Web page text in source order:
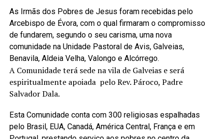
As Irmãs dos Pobres de Jesus foram recebidas pelo
Arcebispo de Évora, com o qual firmaram o compromisso
de fundarem, segundo o seu carisma, uma nova
comunidade na Unidade Pastoral de Avis, Galveias,
Benavila, Aldeia Velha, Valongo e Alcórrego.
A Comunidade terá sede na vila de Galveias e será
espiritualmente apoiada pelo Rev. Pároco, Padre
Salvador Dala.
Esta Comunidade conta com 300 religiosas espalhadas
pelo Brasil, EUA, Canadá, América Central, França e em